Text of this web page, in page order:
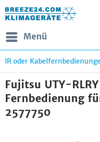
Menü
IR oder
Fujitsu UTY-
Fernbedienung
2577750